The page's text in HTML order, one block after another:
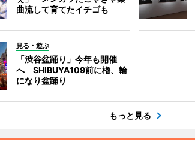
曲流して育てたイチゴも
見る・遊ぶ
「渋谷盆踊り」今年も開催
へ SHIBUYA109前に櫓、輪
になり盆踊り
もっと見る